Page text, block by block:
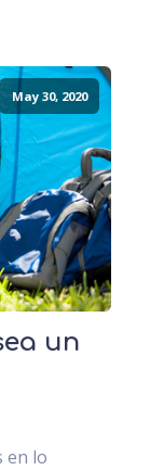
May 30, 2020
un
en lo